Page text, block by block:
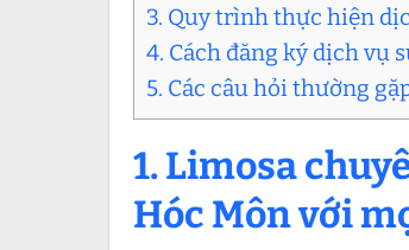
3. Quy trình thực hiện
4. Cách đăng ký dịch vụ
5. Các câu hỏi thường
1. Limosa
Hóc Môn với